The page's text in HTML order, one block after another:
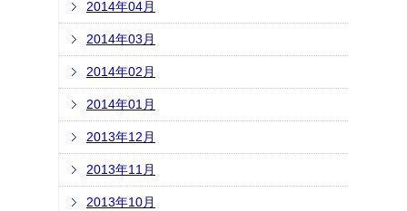
2014年04月
2014年03月
2014年02月
2014年01月
2013年12月
2013年11月
2013年10月